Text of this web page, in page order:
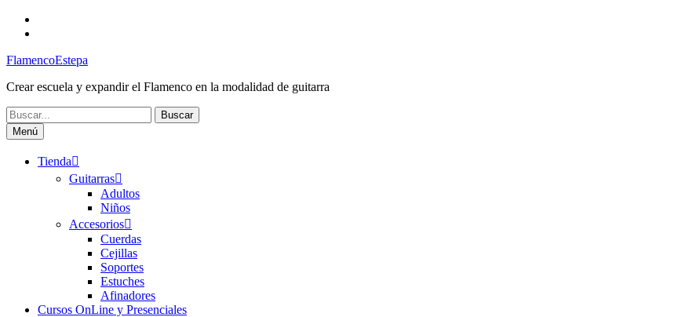
Saltar
FlamencoEstepa
Crear escuela y expandir el Flamenco en la modalidad de guitarra
Buscar:
Menú
Tienda
Guitarras
Adultos
Niños
Accesorios
Cuerdas
Cejillas
Soportes
Estuches
Afinadores
Cursos OnLine y Presenciales